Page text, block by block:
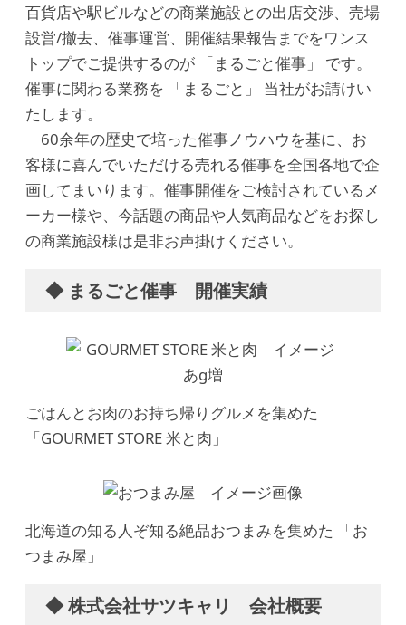
百貨店や駅ビルなどの商業施設との出店交渉、売場
設営/撤去、催事運営、開催結果報告までをワンス
トップでご提供するのが 「まるごと催事」 です。
催事に関わる業務を 「まるごと」 当社がお請けい
たします。
60余年の歴史で培った催事ノウハウを基に、お
客様に喜んでいただける売れる催事を全国各地で企
画してまいります。催事開催をご検討されているメ
ーカー様や、今話題の商品や人気商品などをお探し
の商業施設様は是非お声掛けください。
◆ まるごと催事 開催実績
ごはんとお肉のお持ち帰りグルメを集めた
「GOURMET STORE 米と肉」
北海道の知る人ぞ知る絶品おつまみを集めた 「お
つまみ屋」
◆ 株式会社サツキャリ 会社概要